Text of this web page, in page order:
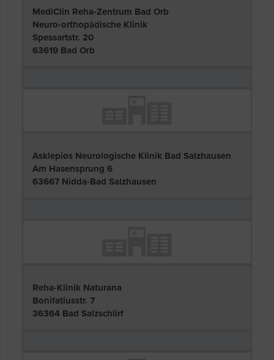
MediClin Reha-Zentrum Bad Orb
Neuro-orthopädische Klinik
Spessartstr. 20
63619 Bad Orb
Asklepios Neurologische Klinik Bad Salzhausen
Am Hasensprung 6
63667 Nidda-Bad Salzhausen
Reha-Klinik Naturana
Bonifatiusstr. 7
36364 Bad Salzschlirf